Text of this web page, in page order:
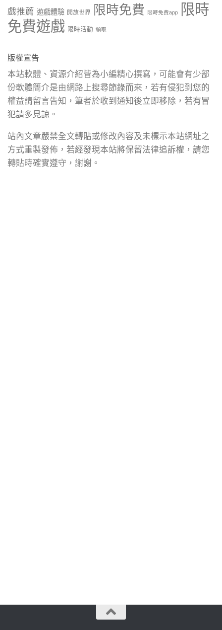
戲推薦 遊戲體驗 開放世界 限時免費 限時免費app
限時
免費遊戲 限時活動 領取
版權宣告
本站軟體、資源介紹皆為小編精心撰寫，可能會有少部
份軟體簡介是由網路上搜尋節錄而來，若有侵犯到您的
權益請留言告知，筆者於收到通知後立即移除，若有冒
犯請多見諒。
站內文章嚴禁全文轉貼或修改內容及未標示本站網址之
方式重製發佈，若經發現本站將保留法律追訴權，請您
轉貼時確實遵守，謝謝。